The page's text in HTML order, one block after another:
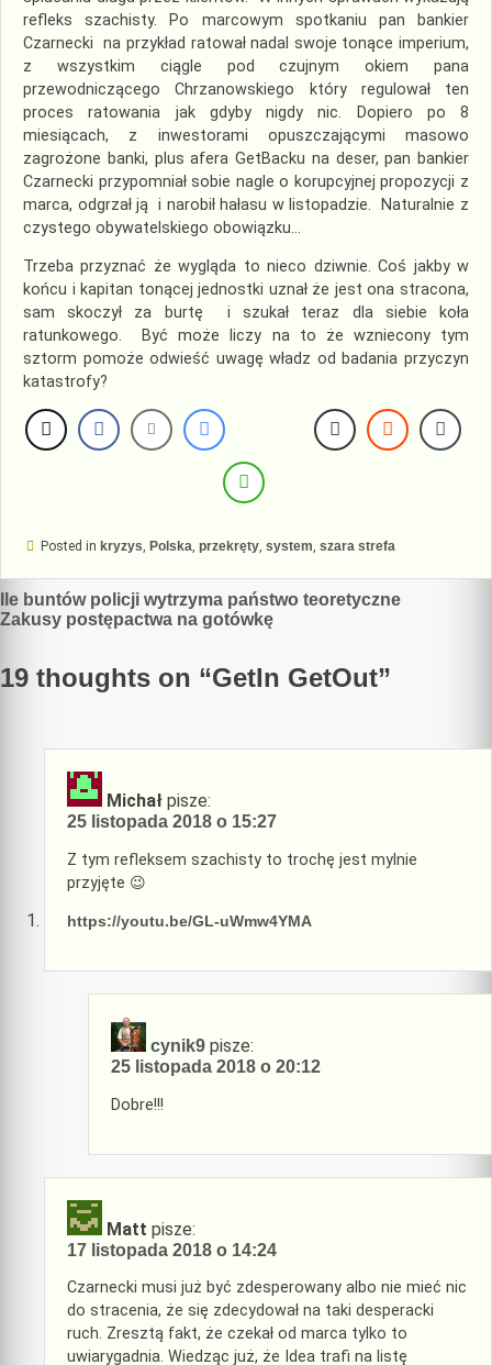
refleks szachisty. Po marcowym spotkaniu pan bankier
Czarnecki na przykład ratował nadal swoje tonące imperium,
z wszystkim ciągle pod czujnym okiem pana
przewodniczącego Chrzanowskiego który regulował ten
proces ratowania jak gdyby nigdy nic. Dopiero po 8
miesiącach, z inwestorami opuszczającymi masowo
zagrożone banki, plus afera GetBacku na deser, pan bankier
Czarnecki przypomniał sobie nagle o korupcyjnej propozycji z
marca, odgrzał ją i narobił hałasu w listopadzie. Naturalnie z
czystego obywatelskiego obowiązku…
Trzeba przyznać że wygląda to nieco dziwnie. Coś jakby w
końcu i kapitan tonącej jednostki uznał że jest ona stracona,
sam skoczył za burtę i szukał teraz dla siebie koła
ratunkowego. Być może liczy na to że wzniecony tym
sztorm pomoże odwieść uwagę władz od badania przyczyn
katastrofy?
Posted in kryzys, Polska, przekręty, system, szara strefa
Nawigacja
wpisu
Ile buntów policji wytrzyma państwo teoretyczne
Zakusy postępactwa na gotówkę
19 thoughts on “GetIn GetOut”
Michał pisze:
25 listopada 2018 o 15:27
Z tym refleksem szachisty to trochę jest mylnie
przyjęte 😉
https://youtu.be/GL-uWmw4YMA
cynik9 pisze:
25 listopada 2018 o 20:12
Dobre!!!
Matt pisze:
17 listopada 2018 o 14:24
Czarnecki musi już być zdesperowany albo nie mieć nic
do stracenia, że się zdecydował na taki desperacki
ruch. Zresztą fakt, że czekał od marca tylko to
uwiarygadnia. Wiedząc już, że Idea trafi na listę